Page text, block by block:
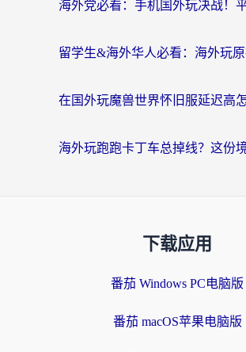
下载应用
番茄 Windows PC电脑版
番茄 macOS苹果电脑版